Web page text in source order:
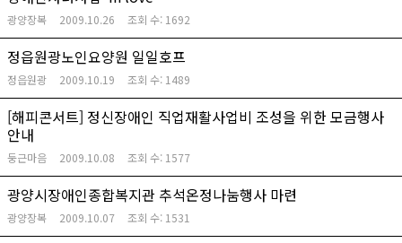
광양장복 2009.10.26 조회 수: 1692
정읍원광노인요양원 일일호프
정읍원광 2009.10.19 조회 수: 1489
[해피콘서트] 정신장애인 직업재활사업비 조성을 위한 모금행사
안내
둥근마음 2009.10.08 조회 수: 1577
광양시장애인종합복지관 추석온정나눔행사 마련
광양장복 2009.10.07 조회 수: 1531